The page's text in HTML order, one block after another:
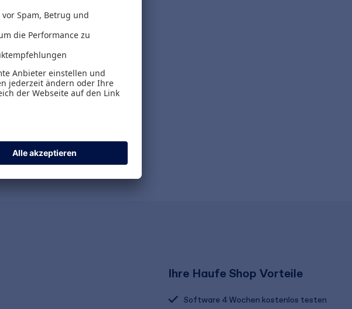
Ihre Haufe Shop Vorteile
Software 4 Wochen kostenlos testen